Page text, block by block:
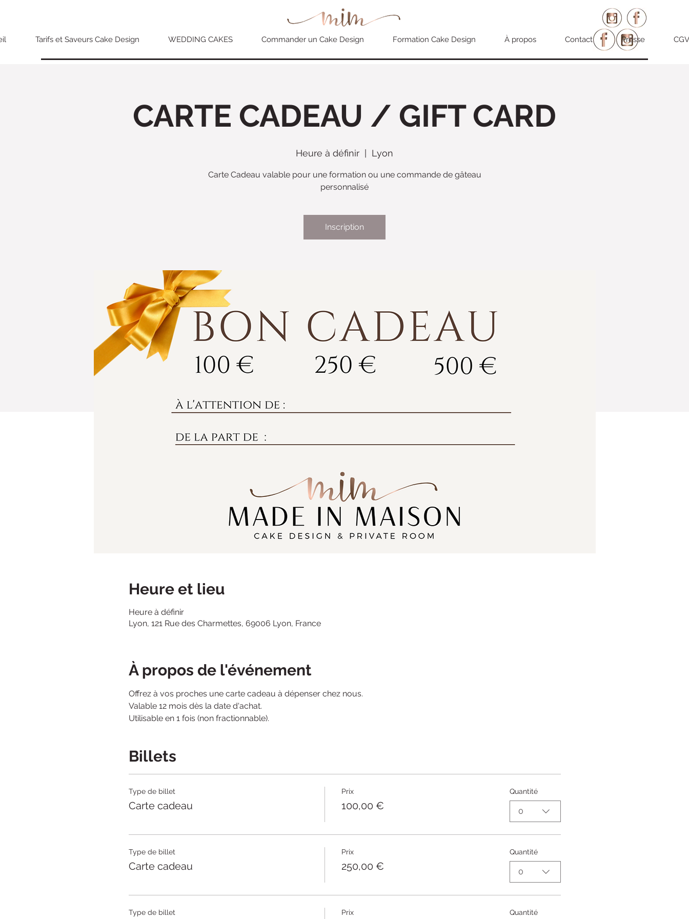
Tarifs et Saveurs Cake Design WEDDING CAKES Commander un Cake Design Formation Cake Design À propos Contact Presse CGV
CARTE CADEAU / GIFT CARD
Heure à définir Lyon
Carte Cadeau valable pour une formation ou une commande de gâteau
personnalisé
Inscription
Heure et lieu
Heure à définir
Lyon, 121 Rue des Charmettes, 69006 Lyon, France
À propos de l'événement
Offrez à vos proches une carte cadeau à dépenser chez nous.
Valable 12 mois dès la date d'achat.
Utilisable en 1 fois (non fractionnable).
Billets
Type de billet
Carte cadeau
Prix
100,00 €
Quantité
0
Type de billet
Carte cadeau
Prix
250,00 €
Quantité
0
Type de billet Prix Quantité